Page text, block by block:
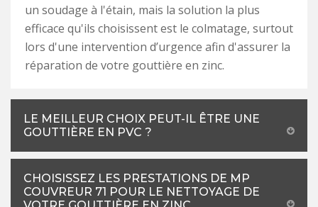
un soudage à l'étain, mais la solution la plus
efficace qu'ils choisissent est le colmatage, surtout
lors d'une intervention d’urgence afin d'assurer la
réparation de votre gouttière en zinc.
LE MEILLEUR CHOIX PEUT-IL ÊTRE UNE
GOUTTIÈRE EN PVC ?
CHOISISSEZ LES PRESTATIONS DE MP
COUVREUR 71 POUR LE NETTOYAGE DE